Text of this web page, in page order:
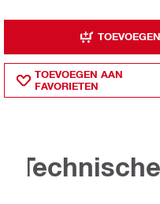
TOEVOEGEN AAN
FAVORIETEN